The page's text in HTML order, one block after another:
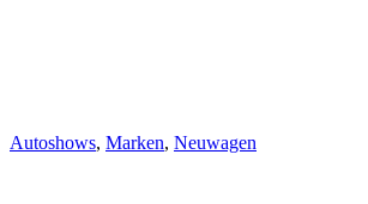
Autoshows, Marken, Neuwagen